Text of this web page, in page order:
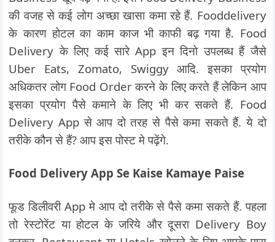
की वजह से कई लोग अच्छा खासा कमा रहे हैं. Fooddelivery
के कारण होटल का काम काज भी काफी बढ़ गया है. Food
Delivery के लिए कई सारे App इन दिनो उपलब्ध हैं जैसे
Uber Eats, Zomato, Swiggy आदि. इसका प्रयोग
अधिकतर लोग Food Order करने के लिए करते हैं लेकिन आप
इसका प्रयोग पैसे कमाने के लिए भी कर सकते हैं. Food
Delivery App से आप दो तरह से पैसे कमा सकते हैं. ये दो
तरीके कौन से हैं? आप इस पोस्ट मे पढ़ेंगे.
Food Delivery AppSe Kaise Kamaye Paise
फूड डिलीवरी App मे आप दो तरीके से पैसे कमा सकते हैं. पहला
तो रेस्टोरेंट या होटल के जरिये और दूसरा Delivery Boy